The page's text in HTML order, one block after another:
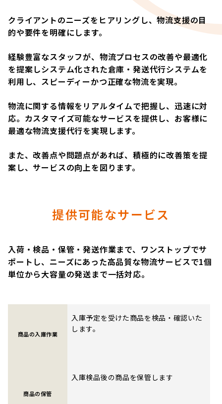
クライアントのニーズをヒアリングし、物流支援の目
的や要件を明確にします。
経験豊富なスタッフが、物流プロセスの改善や最適化
を提案しシステム化された倉庫・発送代行システムを
利用し、スピーディーかつ正確な物流を実現。
物流に関する情報をリアルタイムで把握し、迅速に対
応。カスタマイズ可能なサービスを提供し、お客様に
最適な物流支援代行を実現します。
また、改善点や問題点があれば、積極的に改善策を提
案し、サービスの向上を図ります。
提供可能なサービス
入荷・検品・保管・発送作業まで、ワンストップでサ
ポートし、ニーズにあった高品質な物流サービスで1個
単位から大容量の発送まで一括対応。
商品の入庫作業
入庫予定を受けた商品を検品・確認いた
します。
商品の保管
入庫検品後の商品を保管します